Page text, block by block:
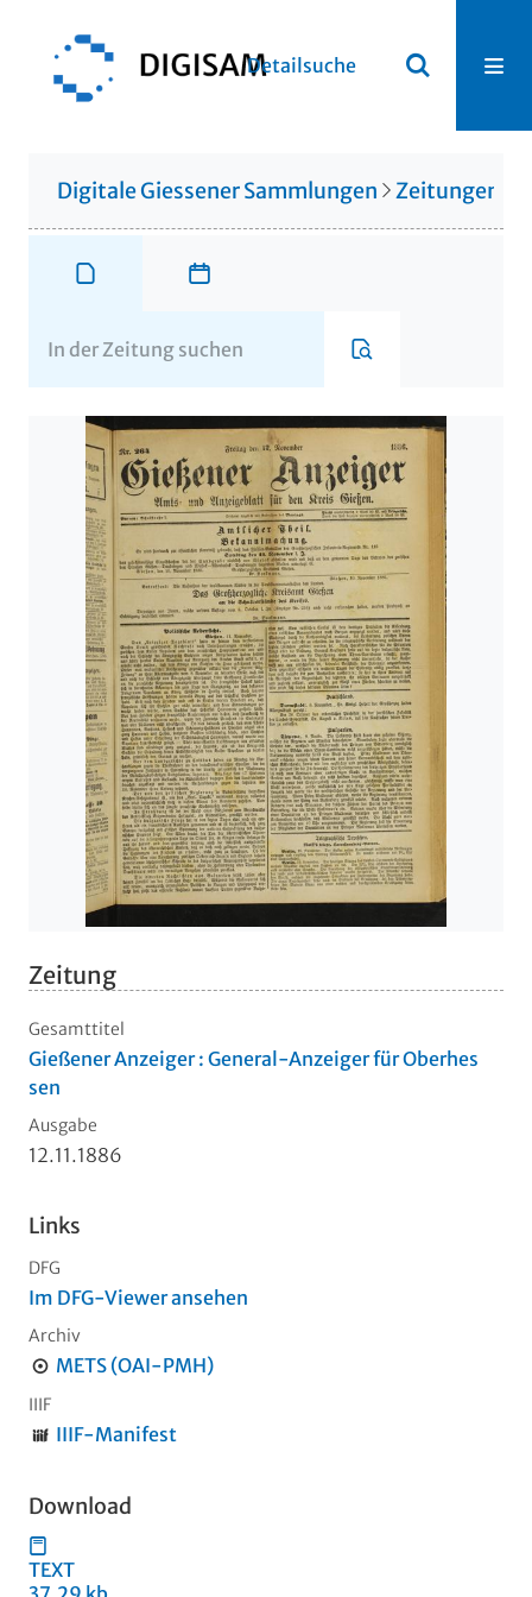
Detailsuche
Digitale Giessener Sammlungen Zeitungen
Zeitung
Gesamttitel
Gießener Anzeiger : General-Anzeiger für Oberhes
sen
Ausgabe
12.11.1886
Links
DFG
Im DFG-Viewer ansehen
Archiv
METS (OAI-PMH)
IIIF
IIIF-Manifest
Download
TEXT